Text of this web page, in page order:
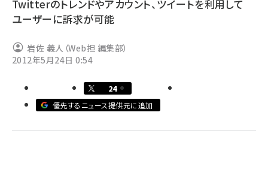
ai (2801)
note (2310)
z世代 (1620)
Twitterのトレンドやアカウント、ツイートを利用して
ユーザーに訴求が可能
岩佐 義人（Web担 編集部）
2012年5月24日 0:54
24
優先するニュース提供元に追加